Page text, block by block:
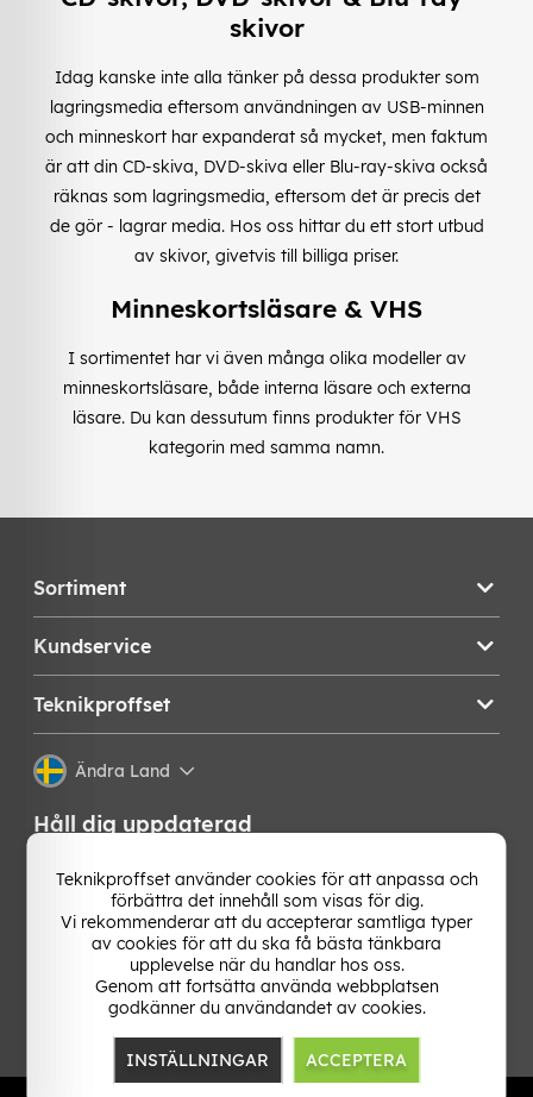
skivor
Idag kanske inte alla tänker på dessa produkter som
lagringsmedia eftersom användningen av USB-minnen
och minneskort har expanderat så mycket, men faktum
är att din CD-skiva, DVD-skiva eller Blu-ray-skiva också
räknas som lagringsmedia, eftersom det är precis det
de gör - lagrar media. Hos oss hittar du ett stort utbud
av skivor, givetvis till billiga priser.
Minneskortsläsare & VHS
I sortimentet har vi även många olika modeller av
minneskortsläsare, både interna läsare och externa
läsare. Du kan dessutum finns produkter för VHS
kategorin med samma namn.
Sortiment
Kundservice
Teknikproffset
Ändra Land
Håll dig uppdaterad
Få de senaste nyheterna, hetaste erbjudandena och
bästa tipsen från oss direkt i din mejlkorg. Signa upp på
vårt nyhetsbrev!
Teknikproffset använder cookies för att anpassa och
förbättra det innehåll som visas för dig.
Vi rekommenderar att du accepterar samtliga typer
av cookies för att du ska få bästa tänkbara
upplevelse när du handlar hos oss.
Genom att fortsätta använda webbplatsen
godkänner du användandet av cookies.
INSTÄLLNINGAR ACCEPTERA